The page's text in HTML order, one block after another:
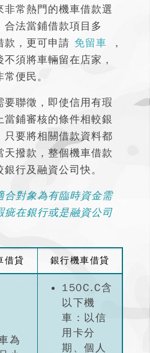
常熱門的機車借款選
合法當鋪借款項目多
款，更可申請 免留車
，
須將車輛留在店家，
便民。
聯徵，即使信用有瑕
鋪審核的條件相較銀
只要將相關借款資料都
撥款，整個機車借款
行及融資公司快。
合對象為有臨時資金需
疵在銀行或是融資公司
借貸 銀行機車借貸
為
150C.C含
以下機
車：以信
用卡分
期、個人